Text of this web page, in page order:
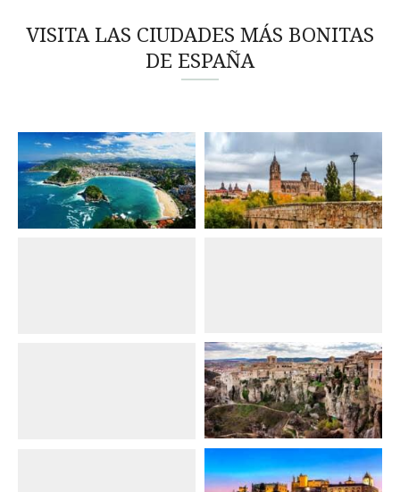
VISITA LAS CIUDADES MÁS BONITAS
DE ESPAÑA